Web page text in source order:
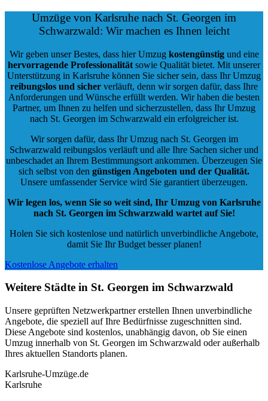
Umzüge von Karlsruhe nach St. Georgen im
Schwarzwald: Wir machen es Ihnen leicht
Wir geben unser Bestes, dass hier Umzug kostengünstigund eine
hervorragende Professionalität sowie Qualität bietet. Mit unserer
Unterstützung in Karlsruhe können Sie sicher sein, dass Ihr Umzug
reibungslos und sicher verläuft, denn wir sorgen dafür, dass Ihre
Anforderungen und Wünsche erfüllt werden. Wir haben die besten
Partner, um Ihnen zu helfen und sicherzustellen, dass Ihr Umzug
nach St. Georgen im Schwarzwald ein erfolgreicher ist.
Wir sorgen dafür, dass Ihr Umzug nach St. Georgen im
Schwarzwald reibungslos verläuft und alle Ihre Sachen sicher und
unbeschadet an Ihrem Bestimmungsort ankommen. Überzeugen Sie
sich selbst von den günstigen Angeboten und der Qualität.
Unsere umfassender Service wird Sie garantiert überzeugen.
Wir legen los, wenn Sie so weit sind, Ihr Umzug von Karlsruhe
nach St. Georgen im Schwarzwald wartet auf Sie!
Holen Sie sich kostenlose und natürlich unverbindliche Angebote,
damit Sie Ihr Budget besser planen!
Kostenlose Angebote erhalten
Weitere Städte in St. Georgen im Schwarzwald
Unsere geprüften Netzwerkpartner erstellen Ihnen unverbindliche
Angebote, die speziell auf Ihre Bedürfnisse zugeschnitten sind.
Diese Angebote sind kostenlos, unabhängig davon, ob Sie einen
Umzug innerhalb von St. Georgen im Schwarzwald oder außerhalb
Ihres aktuellen Standorts planen.
Karlsruhe-Umzüge.de
Karlsruhe